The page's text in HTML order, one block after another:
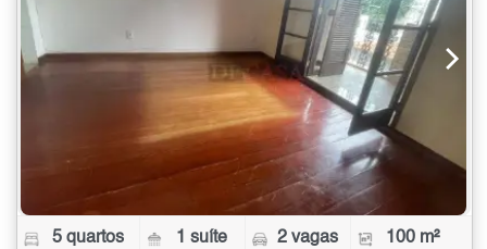
5 quartos 1 suíte 2 vagas 100 m²